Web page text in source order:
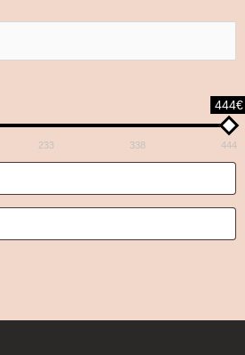
444€
233 338 444